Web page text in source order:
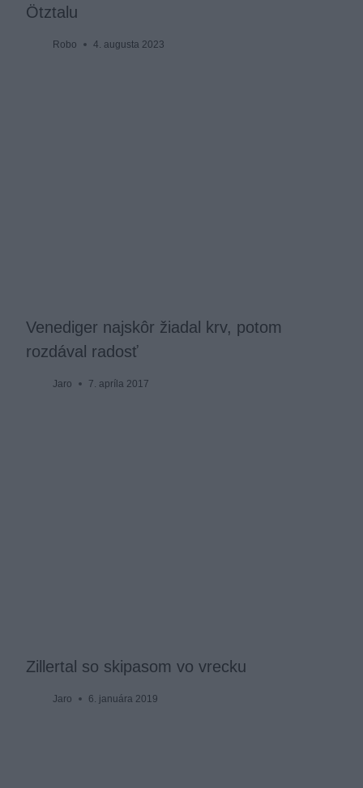
Ötztalu
Robo 4. augusta 2023
Venediger najskôr žiadal krv, potom
rozdával radosť
Jaro 7. apríla 2017
Zillertal so skipasom vo vrecku
Jaro 6. januára 2019